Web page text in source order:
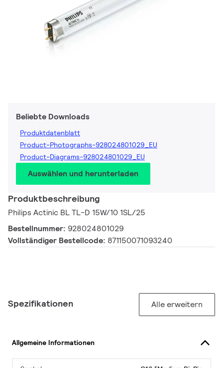
Beliebte Downloads
Produktdatenblatt
Product-Photographs-928024801029_EU
Product-Diagrams-928024801029_EU
Auswählen und herunterladen
Produktbeschreibung
Philips Actinic BL TL-D 15W/10 1SL/25
Bestellnummer: 928024801029
Vollständiger Bestellcode: 871150071093240
Spezifikationen Alle erweitern
Allgemeine Informationen